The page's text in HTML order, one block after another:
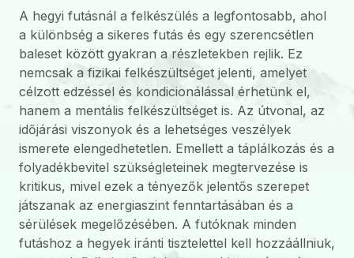
A hegyi futásnál a felkészülés a legfontosabb, ahol
a különbség a sikeres futás és egy szerencsétlen
baleset között gyakran a részletekben rejlik. Ez
nemcsak a fizikai felkészültséget jelenti, amelyet
célzott edzéssel és kondicionálással érhetünk el,
hanem a mentális felkészültséget is. Az útvonal, az
időjárási viszonyok és a lehetséges veszélyek
ismerete elengedhetetlen. Emellett a táplálkozás és a
folyadékbevitel szükségleteinek megtervezése is
kritikus, mivel ezek a tényezők jelentős szerepet
játszanak az energiaszint fenntartásában és a
sérülések megelőzésében. A futóknak minden
futáshoz a hegyek iránti tisztelettel kell hozzáállniuk,